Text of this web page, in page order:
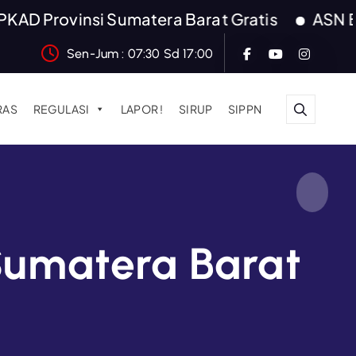
Sumatera Barat Gratis ASN
Sen-Jum : 07:30 Sd 17:00
REGULASI LAPOR ! SIRUP SIPPN
Barat